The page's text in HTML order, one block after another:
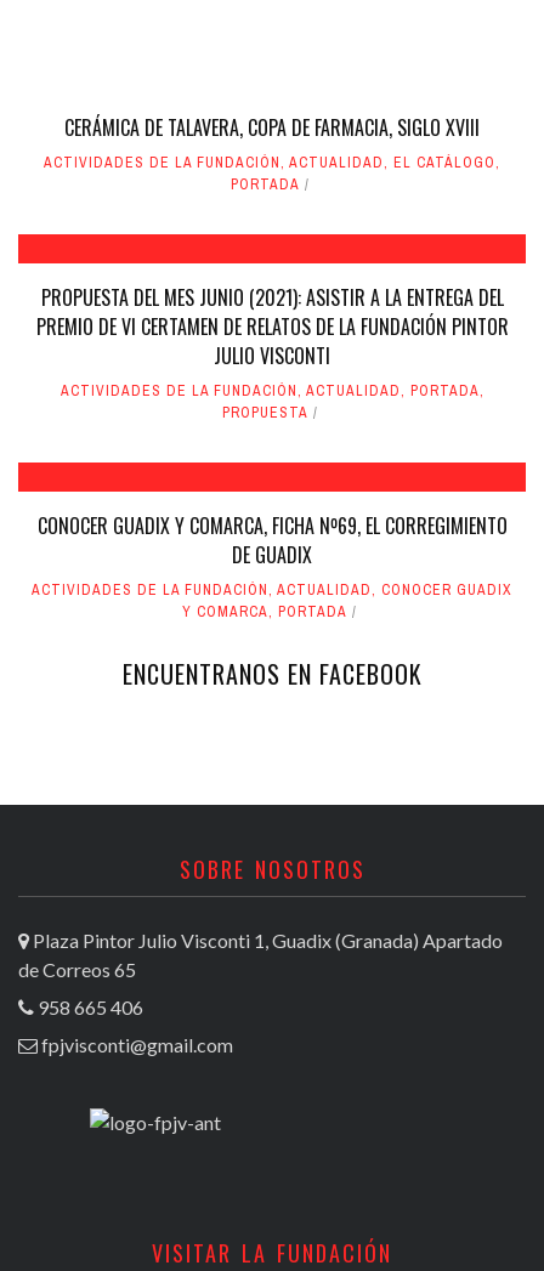
CERÁMICA DE TALAVERA, COPA DE FARMACIA, SIGLO XVIII
ACTIVIDADES DE LA FUNDACIÓN, ACTUALIDAD, EL CATÁLOGO,
PORTADA
PROPUESTA DEL MES JUNIO (2021): ASISTIR A LA ENTREGA DEL
PREMIO DE VI CERTAMEN DE RELATOS DE LA FUNDACIÓN PINTOR
JULIO VISCONTI
ACTIVIDADES DE LA FUNDACIÓN, ACTUALIDAD, PORTADA,
PROPUESTA
CONOCER GUADIX Y COMARCA, FICHA Nº69, EL CORREGIMIENTO
DE GUADIX
ACTIVIDADES DE LA FUNDACIÓN, ACTUALIDAD, CONOCER GUADIX
Y COMARCA, PORTADA
ENCUENTRANOS EN FACEBOOK
SOBRE NOSOTROS
Plaza Pintor Julio Visconti 1, Guadix (Granada) Apartado
de Correos 65
958 665 406
fpjvisconti@gmail.com
VISITAR LA FUNDACIÓN